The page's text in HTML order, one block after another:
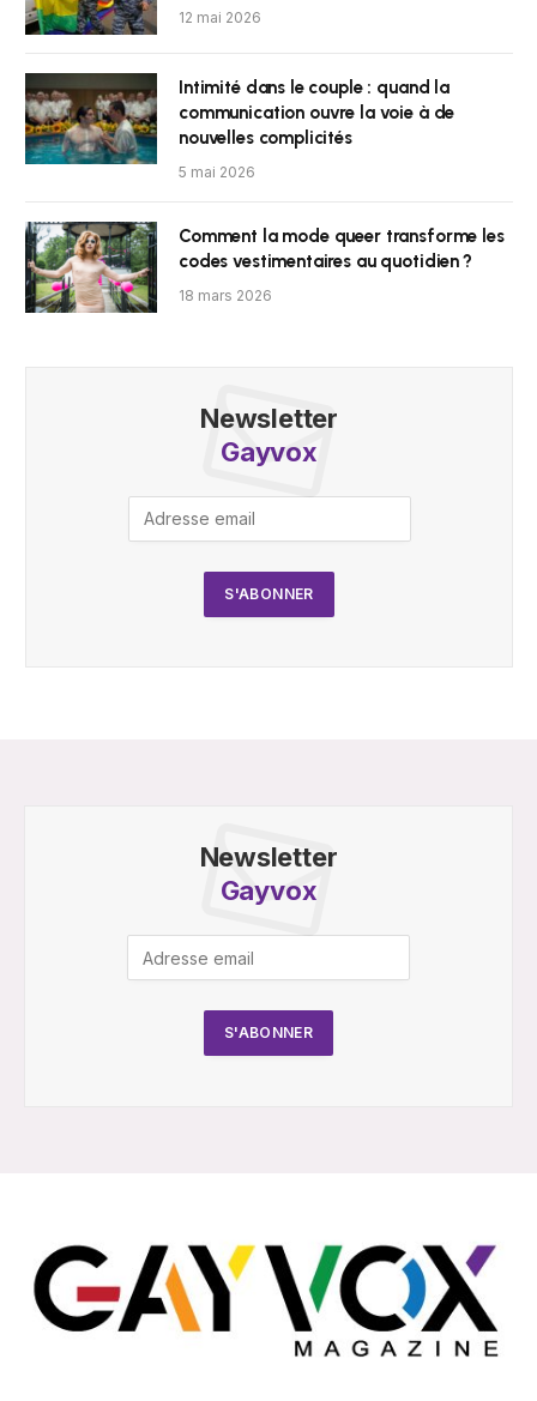
12 mai 2026
Intimité dans le couple : quand la
communication ouvre la voie à de
nouvelles complicités
5 mai 2026
Comment la mode queer transforme les
codes vestimentaires au quotidien ?
18 mars 2026
Newsletter
Gayvox
Newsletter
Gayvox